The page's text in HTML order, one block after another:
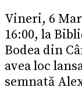
Vineri, 6
16:00, la
Bodea din
avea loc
semnată